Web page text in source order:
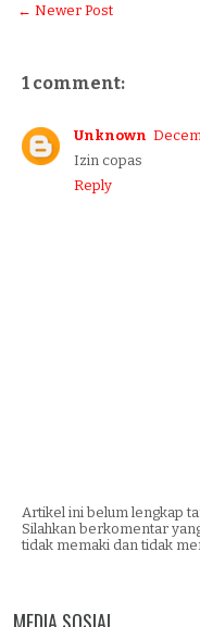
← Newer Post
1 comment:
Unknown
Izin copas
Reply
Artikel ini belum lengkap
Silahkan berkomentar
tidak memaki dan tidak
MEDIA SOSIAL